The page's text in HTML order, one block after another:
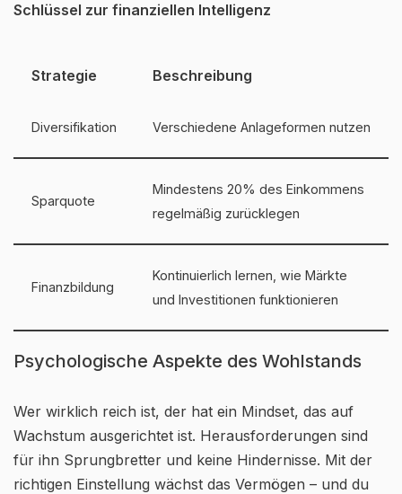
Schlüssel zur finanziellen Intelligenz
Strategie Beschreibung
Diversifikation Verschiedene Anlageformen nutzen
Sparquote
Mindestens 20% des Einkommens
regelmäßig zurücklegen
Finanzbildung
Kontinuierlich lernen, wie Märkte
und Investitionen funktionieren
Psychologische Aspekte des Wohlstands
Wer wirklich reich ist, der hat ein Mindset, das auf
Wachstum ausgerichtet ist. Herausforderungen sind
für ihn Sprungbretter und keine Hindernisse. Mit der
richtigen Einstellung wächst das Vermögen – und du